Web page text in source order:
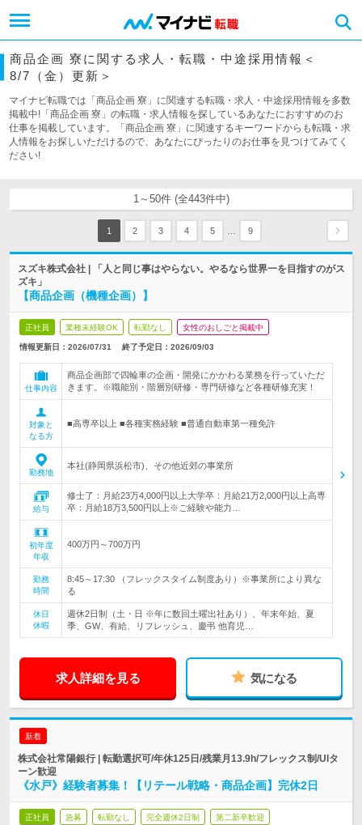
商品企画 寮に関する求人・転職・中途採用情報＜
8/7（金）更新＞
マイナビ転職では「商品企画 寮」に関連する転職・求人・中途採用情報を多数
掲載中!「商品企画 寮」の転職・求人情報を探しているあなたにおすすめのお
仕事を掲載しています。「商品企画 寮」に関連するキーワードからも転職・求
人情報をお探しいただけるので、あなたにぴったりのお仕事を見つけてみてく
ださい!
1～50件 (全443件中)
1 2 3 4 5 9
スズキ株式会社 | 「人と同じ事はやらない。やるなら世界一を目指すのがス
ズキ」
【商品企画（機種企画）】
正社員 業種未経験OK 転勤なし 女性のおしごと掲載中
情報更新日：2026/07/31 終了予定日： 2026/09/03
仕事内容
商品企画部で四輪車の企画・開発にかかわる業務を行っていただ
きます。※職能別・階層別研修・専門研修など各種研修充実！
対象と
なる方
■高専卒以上 ■各種実務経験 ■普通自動車第一種免許
勤務地
本社(静岡県浜松市)、その他近郊の事業所
給与
修士了：月給23万4,000円以上大学卒：月給21万2,000円以上高専
卒：月給18万3,500円以上※ご経験や能力…
初年度
年収
400万円～700万円
勤務
時間
8:45～17:30 （フレックスタイム制度あり）※事業所により異な
る
休日
休暇
週休2日制（土・日 ※年に数回土曜出社あり）、年末年始、夏
季、GW、有給、リフレッシュ、慶弔 他育児…
求人詳細を見る 気になる
新着
株式会社常陽銀行 | 転勤選択可/年休125日/残業月13.9h/フレックス制/UIタ
ーン歓迎
《水戸》経験者募集！【リテール戦略・商品企画】完休2日
正社員 急募 転勤なし 完全週休2日制 第二新卒歓迎